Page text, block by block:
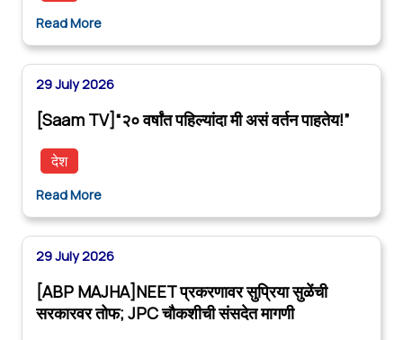
Read More
29 July 2026
[Saam TV]“२० वर्षांत पहिल्यांदा मी असं वर्तन पाहतेय!”
देश
Read More
29 July 2026
[ABP MAJHA]NEET प्रकरणावर सुप्रिया सुळेंची
सरकारवर तोफ; JPC चौकशीची संसदेत मागणी